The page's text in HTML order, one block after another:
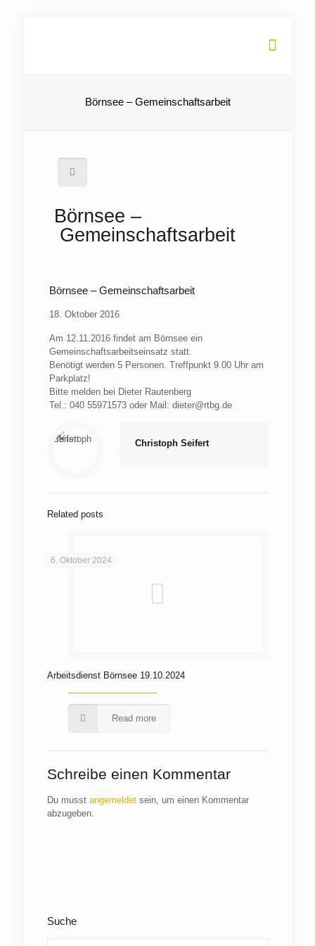
Börnsee – Gemeinschaftsarbeit
Börnsee –
Gemeinschaftsarbeit
Börnsee – Gemeinschaftsarbeit
18. Oktober 2016
Am 12.11.2016 findet am Börnsee ein
Gemeinschaftsarbeitseinsatz statt.
Benötigt werden 5 Personen. Treffpunkt 9.00 Uhr am
Parkplatz!
Bitte melden bei Dieter Rautenberg
Tel.: 040 55971573 oder Mail: dieter@rtbg.de
Christoph Seifert
Related posts
6. Oktober 2024
Arbeitsdienst Börnsee 19.10.2024
Read more
Schreibe einen Kommentar
Du musst angemeldetsein, um einen Kommentar
abzugeben.
Suche